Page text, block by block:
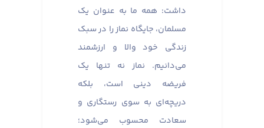
داشت: همه ما به عنوان یک
مسلمان، جایگاه نماز را در سبک
زندگی خود والا و ارزشمند
می‌دانیم. نماز نه تنها یک
فریضه دینی است، بلکه
دریچه‌ای به سوی رستگاری و
سعادت محسوب می‌شود؛